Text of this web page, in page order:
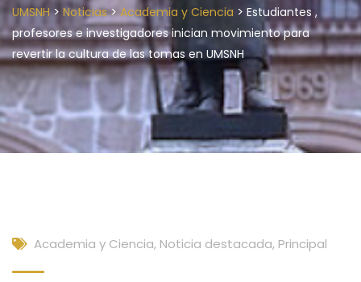
UMSNH> Noticias>Academia y Ciencia > Estudiantes ,
profesores e investigadores inician movimiento para
revertir la cultura de las tomas en UMSNH
Academia y Ciencia, Noticia destacada, Principal